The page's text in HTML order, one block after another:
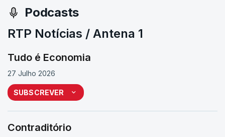
Podcasts
RTP Notícias / Antena 1
Tudo é Economia
27 Julho 2026
SUBSCREVER
Contraditório